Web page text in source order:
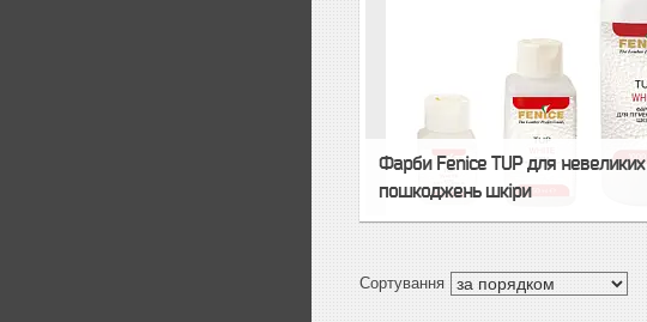
Фарби Fenice TUP для невеликих
пошкоджень шкіри